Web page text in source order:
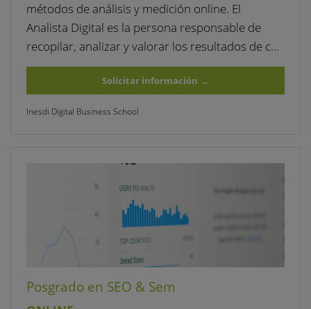
métodos de análisis y medición online. El
Analista Digital es la persona responsable de
recopilar, analizar y valorar los resultados de c…
Solicitar información →
Inesdi Digital Business School
Posgrado en SEO & Sem